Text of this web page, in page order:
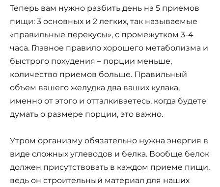
Теперь вам нужно разбить день на 5 приемов
пищи: 3 основных и 2 легких, так называемые
«правильные перекусы», с промежутком 3-4
часа. Главное правило хорошего метаболизма и
быстрого похудения – порции меньше,
количество приемов больше. Правильный
объем вашего желудка два ваших кулака,
именно от этого и отталкиваетесь, когда будете
думать о размере порции, это важно.
Утром организму обязательно нужна энергия в
виде сложных углеводов и белка. Вообще белок
должен присутствовать в каждом приеме пищи,
ведь он строительный материал для наших